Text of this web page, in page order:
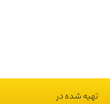
تهیه شده در